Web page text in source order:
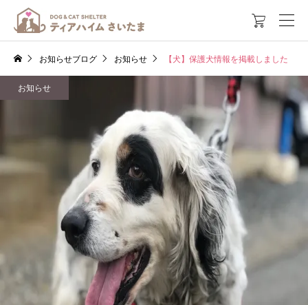

お知らせブログ お知らせ 【犬】保護犬情報を掲載しました
お知らせ